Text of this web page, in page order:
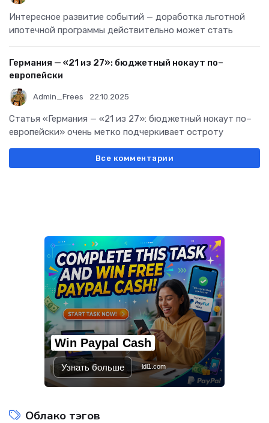
Интересное развитие событий — доработка льготной
ипотечной программы действительно может стать
Германия — «21 из 27»: бюджетный нокаут по–
европейски
Admin_Frees 22.10.2025
Статья «Германия — «21 из 27»: бюджетный нокаут по–
европейски» очень метко подчеркивает остроту
Все комментарии
Win Paypal Cash
Узнать больше ldl1.com
Облако тэгов